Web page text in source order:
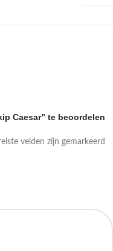
Caesar” te beoordelen
velden zijn gemarkeerd